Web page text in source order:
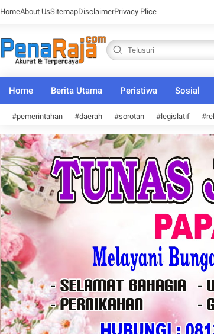
HomeAbout UsSitemapDisclaimerPrivacy Plice
Home Berita Utama Peristiwa Sosial
#pemerintahan #daerah #sorotan #legislatif